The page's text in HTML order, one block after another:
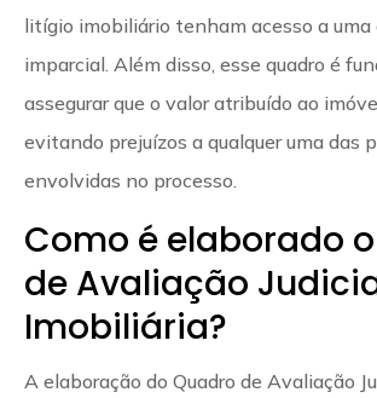
litígio imobiliário tenham acesso a uma
imparcial. Além disso, esse quadro é
assegurar que o valor atribuído ao
evitando prejuízos a qualquer uma das
envolvidas no processo.
Como é elaborado
de Avaliação
Imobiliária?
A elaboração do Quadro de Avaliação